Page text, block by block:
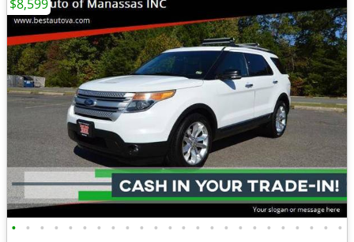
• • • • • • • • • • • • • • • • • • • • • • • •
$8,599